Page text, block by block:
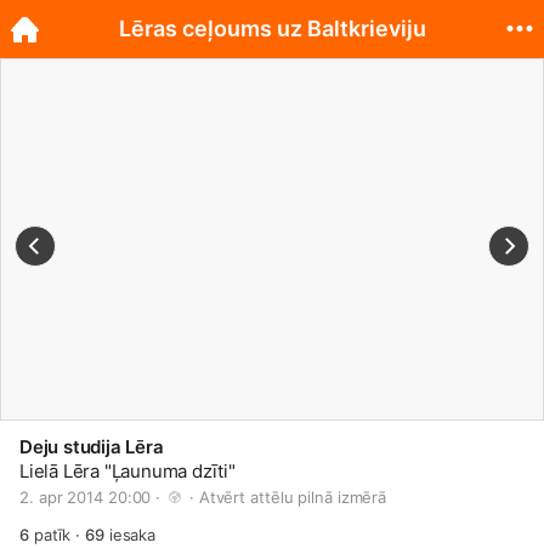
Deju studija Lēra
Lielā Lēra "Ļaunuma dzīti"
2. apr 2014 20:00 · · Atvērt attēlu pilnā izmērā
6patīk ·69iesaka
Lēras ceļoums uz Baltkrieviju